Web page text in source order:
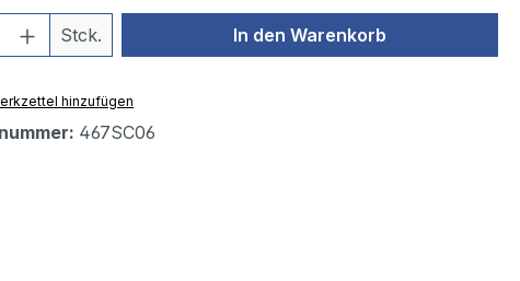
Anzahl: Gib den gewünschten Wert
Stck. In den Warenkorb
hinzufügen
467SC06